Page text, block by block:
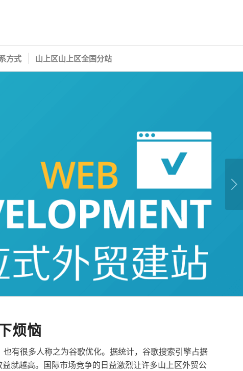
方式 山上区山上区全国分站
下一页
烦恼
有很多人称之为谷歌优化。据统计，谷歌搜索引擎占据
就越高。国际市场竞争的日益激烈让许多山上区外贸公